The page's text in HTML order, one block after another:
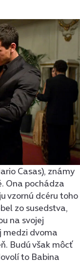
Casas), známy
Ona pochádza
vzornú dcéru toho
zo susedstva,
na svojej
medzi dvoma
Budú však môcť
to Babina